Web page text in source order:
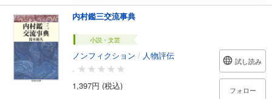
内村鑑三交流事典
小説・文芸
ノンフィクション / 人物評伝
-
1,397円 (税込)
試し読み
フォロー